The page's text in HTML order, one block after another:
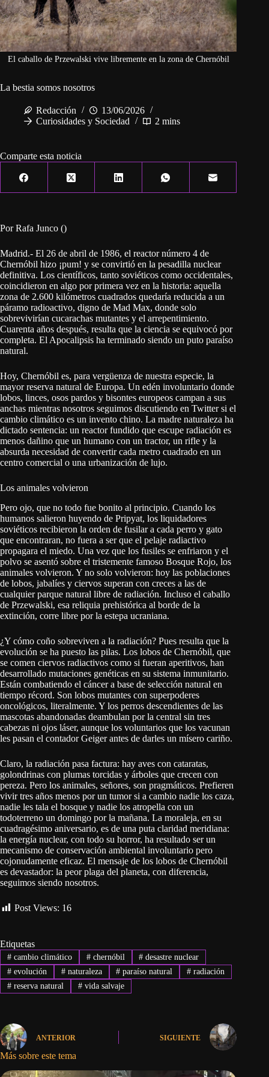
El caballo de Przewalski vive libremente en la zona de Chernóbil
La bestia somos nosotros
Redacción
13/06/2026
Curiosidades y Sociedad
2 mins
Comparte esta noticia
Por Rafa Junco ()
Madrid.- El 26 de abril de 1986, el reactor número 4 de
Chernóbil hizo ¡pum! y se convirtió en la pesadilla nuclear
definitiva. Los científicos, tanto soviéticos como occidentales,
coincidieron en algo por primera vez en la historia: aquella
zona de 2.600 kilómetros cuadrados quedaría reducida a un
páramo radioactivo, digno de Mad Max, donde solo
sobrevivirían cucarachas mutantes y el arrepentimiento.
Cuarenta años después, resulta que la ciencia se equivocó por
completa. El Apocalipsis ha terminado siendo un puto paraíso
natural.
Hoy, Chernóbil es, para vergüenza de nuestra especie, la
mayor reserva natural de Europa. Un edén involuntario donde
lobos, linces, osos pardos y bisontes europeos campan a sus
anchas mientras nosotros seguimos discutiendo en Twitter si el
cambio climático es un invento chino. La madre naturaleza ha
dictado sentencia: un reactor fundido que escupe radiación es
menos dañino que un humano con un tractor, un rifle y la
absurda necesidad de convertir cada metro cuadrado en un
centro comercial o una urbanización de lujo.
Los animales volvieron
Pero ojo, que no todo fue bonito al principio. Cuando los
humanos salieron huyendo de Pripyat, los liquidadores
soviéticos recibieron la orden de fusilar a cada perro y gato
que encontraran, no fuera a ser que el pelaje radiactivo
propagara el miedo. Una vez que los fusiles se enfriaron y el
polvo se asentó sobre el tristemente famoso Bosque Rojo, los
animales volvieron. Y no solo volvieron: hoy las poblaciones
de lobos, jabalíes y ciervos superan con creces a las de
cualquier parque natural libre de radiación. Incluso el caballo
de Przewalski, esa reliquia prehistórica al borde de la
extinción, corre libre por la estepa ucraniana.
¿Y cómo coño sobreviven a la radiación? Pues resulta que la
evolución se ha puesto las pilas. Los lobos de Chernóbil, que
se comen ciervos radiactivos como si fueran aperitivos, han
desarrollado mutaciones genéticas en su sistema inmunitario.
Están combatiendo el cáncer a base de selección natural en
tiempo récord. Son lobos mutantes con superpoderes
oncológicos, literalmente. Y los perros descendientes de las
mascotas abandonadas deambulan por la central sin tres
cabezas ni ojos láser, aunque los voluntarios que los vacunan
les pasan el contador Geiger antes de darles un mísero cariño.
Claro, la radiación pasa factura: hay aves con cataratas,
golondrinas con plumas torcidas y árboles que crecen con
pereza. Pero los animales, señores, son pragmáticos. Prefieren
vivir tres años menos por un tumor si a cambio nadie los caza,
nadie les tala el bosque y nadie los atropella con un
todoterreno un domingo por la mañana. La moraleja, en su
cuadragésimo aniversario, es de una puta claridad meridiana:
la energía nuclear, con todo su horror, ha resultado ser un
mecanismo de conservación ambiental involuntario pero
cojonudamente eficaz. El mensaje de los lobos de Chernóbil
es devastador: la peor plaga del planeta, con diferencia,
seguimos siendo nosotros.
Post Views: 16
Etiquetas
#cambio climático #chernóbil # desastre nuclear
#evolución #naturaleza # paraíso natural # radiación
#reserva natural #vida salvaje
ANTERIOR SIGUIENTE
Más sobre este tema